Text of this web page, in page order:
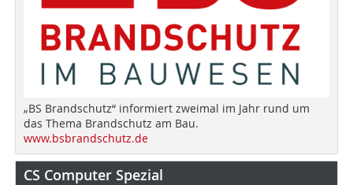
„BS Brandschutz“ informiert zweimal im Jahr rund um
das Thema Brandschutz am Bau.
www.bsbrandschutz.de
CS Computer Spezial